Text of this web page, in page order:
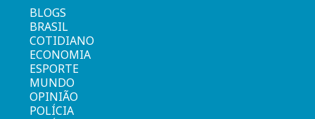
BLOGS
BRASIL
COTIDIANO
ECONOMIA
ESPORTE
MUNDO
OPINIÃO
POLÍCIA